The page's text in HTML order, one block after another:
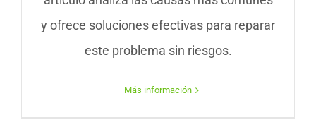
y ofrece soluciones efectivas para reparar
este problema sin riesgos.
Más información